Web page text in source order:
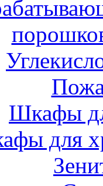
Шкафы
для